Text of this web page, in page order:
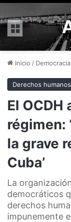
Menú
Inicio /
Derechos humanos
El
régimen:
la grave
Cuba’
La
democráticos
derechos
impunemente